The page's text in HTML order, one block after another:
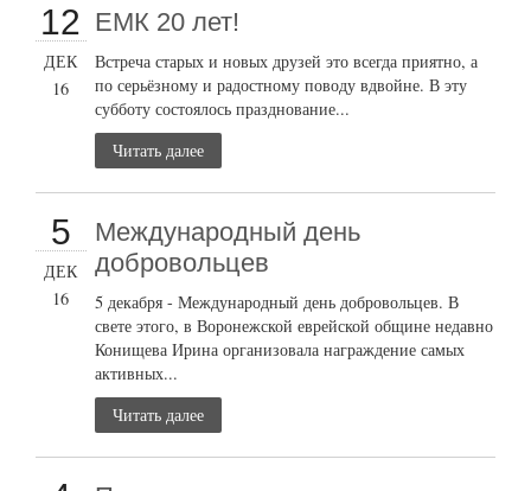
12
ДЕК
16
ЕМК 20 лет!
Встреча старых и новых друзей это всегда приятно, а
по серьёзному и радостному поводу вдвойне. В эту
субботу состоялось празднование...
Читать далее
5
ДЕК
16
Международный день
добровольцев
5 декабря - Международный день добровольцев. В
свете этого, в Воронежской еврейской общине недавно
Конищева Ирина организовала награждение самых
активных...
Читать далее